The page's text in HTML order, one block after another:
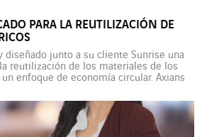
PARA LA REUTILIZACIÓN DE
diseñado junto a su cliente Sunrise una
reutilización de los materiales de los
enfoque de economía circular. Axians
operador privado de